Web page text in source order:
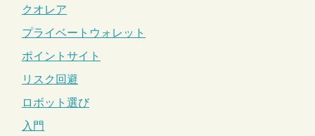
クオレア
プライベートウォレット
ポイントサイト
リスク回避
ロボット選び
入門